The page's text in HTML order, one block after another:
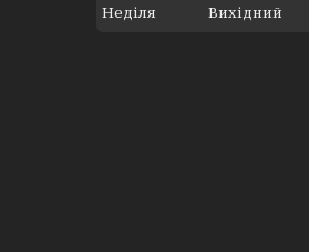
Неділя
Вихідний